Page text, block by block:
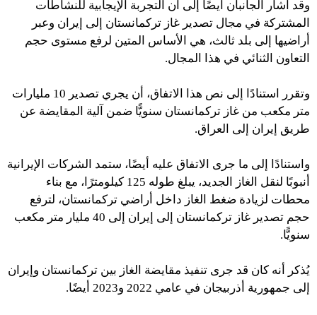
وقد أشار الجانبان أيضًا إلى أن التجربة الإيجابية للنشاطات
المشتركة في مجال تصدير غاز تركمانستان إلى إيران وعبر
أراضيها إلى بلد ثالث، هي الأساس المتين لرفع مستوى حجم
التعاون الثنائي في هذا المجال.
وتقرر استنادًا إلى نص هذا الاتفاق، أن يجري تصدير 10 مليارات
متر مكعب من غاز تركمانستان سنويًّا ضمن آلية المقايضة عن
طريق إيران إلى العراق.
واستنادًا إلى ما جرى الاتفاق عليه أيضًا، ستمد الشركات الإيرانية
أنبوبًا لنقل الغاز الجديد، يبلغ طوله 125 كيلومترًا، مع بناء
محطات لزيادة ضغط الغاز داخل أراضي تركمانستان، لترفع
حجم تصدير غاز تركمانستان إلى إيران إلى 40 مليار متر مكعب
سنويًّا.
يُذكر أنه كان قد جرى تنفيذ مقايضة الغاز بين تركمانستان وإيران
إلى جمهورية أذربيجان في عامي 2022 و2023 أيضًا.